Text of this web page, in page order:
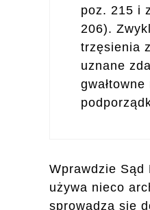
poz. 215 i
206).
trzęsienia
uznane
Wprawdzie Sąd
używa nieco
sprowadza się